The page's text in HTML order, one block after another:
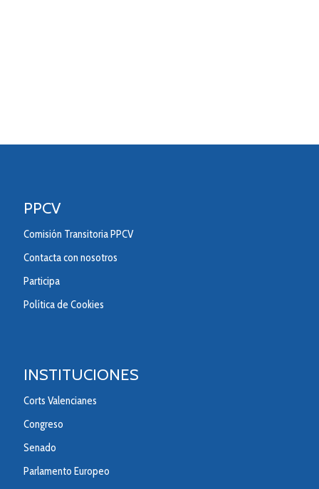
PPCV
Comisión Transitoria PPCV
Contacta con nosotros
Participa
Política de Cookies
INSTITUCIONES
Corts Valencianes
Congreso
Senado
Parlamento Europeo